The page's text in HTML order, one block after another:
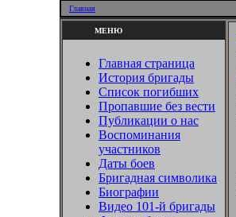
Главная
МЕНЮ
Главная страница
История бригады
Список погибших
Пропавшие без вести
Публикации о нас
Воспоминания
участников
Даты боев
Бригадная символика
Биографии
Видео 101-й бригады